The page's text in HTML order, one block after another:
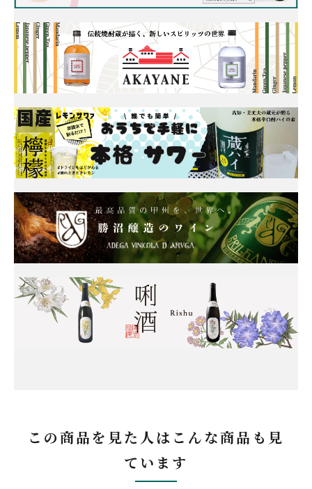
この商品を見た人はこんな商品も見
ています